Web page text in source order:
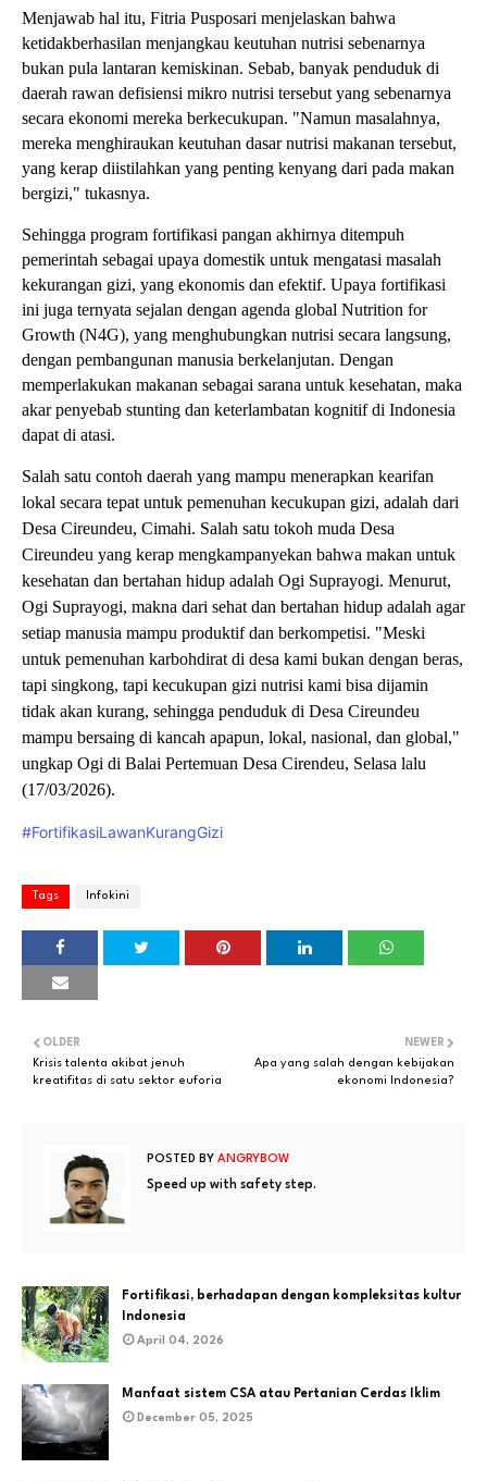
Menjawab hal itu, Fitria Pusposari menjelaskan bahwa
ketidakberhasilan menjangkau keutuhan nutrisi sebenarnya
bukan pula lantaran kemiskinan. Sebab, banyak penduduk di
daerah rawan defisiensi mikro nutrisi tersebut yang sebenarnya
secara ekonomi mereka berkecukupan. "Namun masalahnya,
mereka menghiraukan keutuhan dasar nutrisi makanan tersebut,
yang kerap diistilahkan yang penting kenyang dari pada makan
bergizi," tukasnya.
Sehingga program fortifikasi pangan akhirnya ditempuh
pemerintah sebagai upaya domestik untuk mengatasi masalah
kekurangan gizi, yang ekonomis dan efektif. Upaya fortifikasi
ini juga ternyata sejalan dengan agenda global Nutrition for
Growth (N4G), yang menghubungkan nutrisi secara langsung,
dengan pembangunan manusia berkelanjutan. Dengan
memperlakukan makanan sebagai sarana untuk kesehatan, maka
akar penyebab stunting dan keterlambatan kognitif di Indonesia
dapat di atasi.
Salah satu contoh daerah yang mampu menerapkan kearifan
lokal secara tepat untuk pemenuhan kecukupan gizi, adalah dari
Desa Cireundeu, Cimahi. Salah satu tokoh muda Desa
Cireundeu yang kerap mengkampanyekan bahwa makan untuk
kesehatan dan bertahan hidup adalah Ogi Suprayogi. Menurut,
Ogi Suprayogi, makna dari sehat dan bertahan hidup adalah agar
setiap manusia mampu produktif dan berkompetisi. "Meski
untuk pemenuhan karbohdirat di desa kami bukan dengan beras,
tapi singkong, tapi kecukupan gizi nutrisi kami bisa dijamin
tidak akan kurang, sehingga penduduk di Desa Cireundeu
mampu bersaing di kancah apapun, lokal, nasional, dan global,"
ungkap Ogi di Balai Pertemuan Desa Cirendeu, Selasa lalu
(17/03/2026).
#FortifikasiLawanKurangGizi
Tags Infokini
NEWER
Apa yang salah dengan kebijakan
ekonomi Indonesia?
OLDER
Krisis talenta akibat jenuh
kreatifitas di satu sektor euforia
POSTED BY ANGRYBOW
Speed up with safety step.
Fortifikasi, berhadapan dengan kompleksitas kultur
Indonesia
April 04, 2026
Manfaat sistem CSA atau Pertanian Cerdas Iklim
December 05, 2025